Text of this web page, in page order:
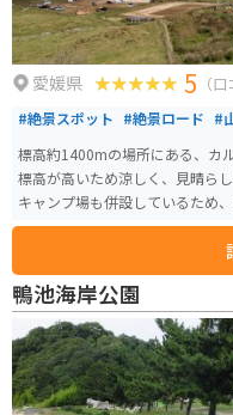
愛媛県 5 （
#絶景スポット #絶景ロード #
標高約1400mの場所にある、カ
標高が高いため涼しく、見晴ら
キャンプ場も併設しているため
イダーも多く、ライダーズイン
鴨池海岸公園